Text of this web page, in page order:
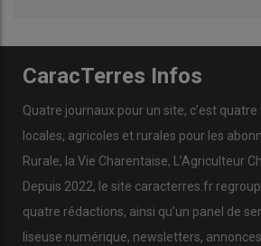
CaracTerres Infos
Quatre journaux pour un site, c’est quatre
locales, agricoles et rurales pour les
Rurale, la Vie Charentaise, L’Agriculteur
Depuis 2022, le site caracterres.fr
quatre rédactions, ainsi qu’un panel de
liseuse numérique, newsletters,